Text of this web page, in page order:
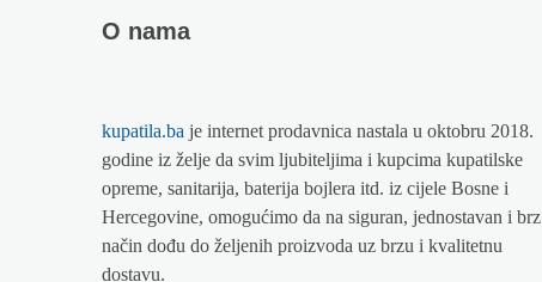
O nama
kupatila.ba je internet prodavnica nastala u oktobru 2018.
godine iz želje da svim ljubiteljima i kupcima kupatilske
opreme, sanitarija, baterija bojlera itd. iz cijele Bosne i
Hercegovine, omogućimo da na siguran, jednostavan i brz
način dođu do željenih proizvoda uz brzu i kvalitetnu
dostavu.